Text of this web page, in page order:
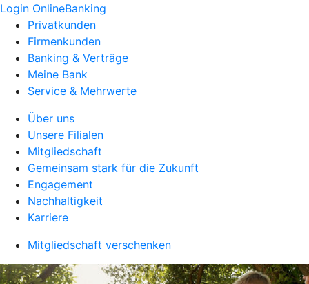
Login OnlineBanking
Privatkunden
Firmenkunden
Banking & Verträge
Meine Bank
Service & Mehrwerte
Über uns
Unsere Filialen
Mitgliedschaft
Gemeinsam stark für die Zukunft
Engagement
Nachhaltigkeit
Karriere
Mitgliedschaft verschenken